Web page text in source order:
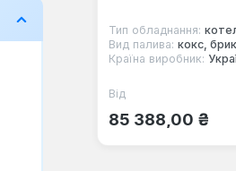
Тип обладнання: котел
Вид палива: кокс, брикети, дерево,
Країна виробник:
Звичайна ціна:
Від
85 388,00 ₴